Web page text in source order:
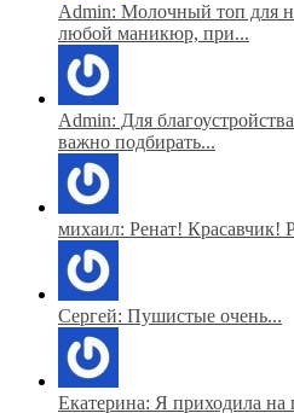
Admin: Молочный топ для
любой маникюр, при...
Admin: Для
важно подбирать...
михаил: Ренат! Красавчик!
Сергей: Пушистые очень...
Екатерина: Я приходила